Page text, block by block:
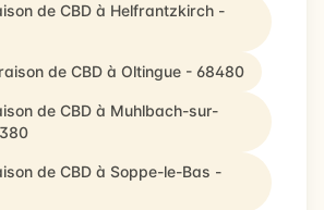
de CBD à Helfrantzkirch -
de CBD à Oltingue - 68480
de CBD à Muhlbach-sur-
de CBD à Soppe-le-Bas -